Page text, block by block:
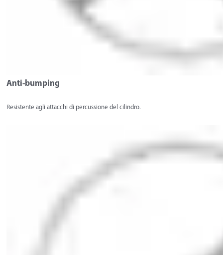
Anti-bumping
Resistente agli attacchi di percussione del cilindro.